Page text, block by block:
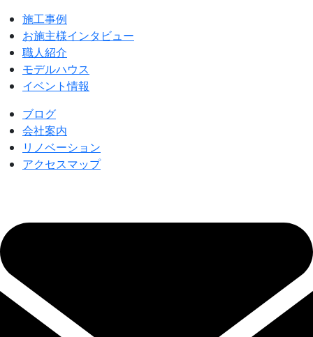
施工事例
お施主様インタビュー
職人紹介
モデルハウス
イベント情報
ブログ
会社案内
リノベーション
アクセスマップ